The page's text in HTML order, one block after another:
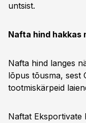
untsist.
Nafta hind hakkas
Nafta hind langes
lõpus tõusma, sest
tootmiskärpeid
Naftat Eksportivate